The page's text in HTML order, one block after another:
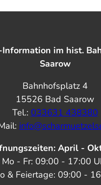
im hist.
Saarow
Bahnhofsplatz 4
15526 Bad Saarow
Tel.: 033631 438380
April -
Mo - Fr: 09:00 - 17:00
& Feiertage: 09:00 -